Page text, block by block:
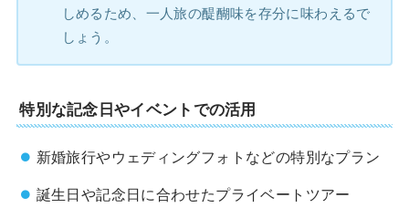
しめるため、一人旅の醍醐味を存分に味わえるで
しょう。
特別な記念日やイベントでの活用
新婚旅行やウェディングフォトなどの特別なプラン
誕生日や記念日に合わせたプライベートツアー